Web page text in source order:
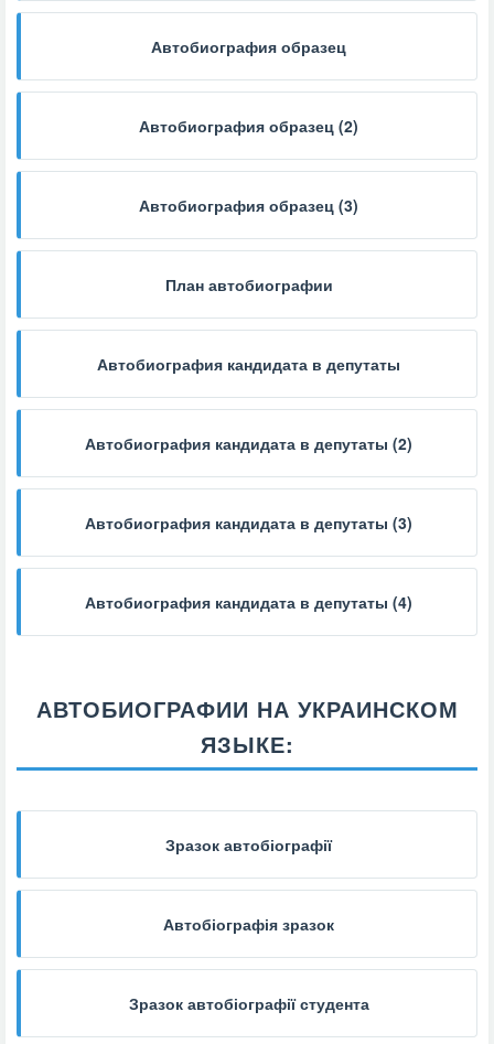
Автобиография образец
Автобиография образец (2)
Автобиография образец (3)
План автобиографии
Автобиография кандидата в депутаты
Автобиография кандидата в депутаты (2)
Автобиография кандидата в депутаты (3)
Автобиография кандидата в депутаты (4)
АВТОБИОГРАФИИ НА УКРАИНСКОМ
ЯЗЫКЕ:
Зразок автобіографії
Автобіографія зразок
Зразок автобіографії студента